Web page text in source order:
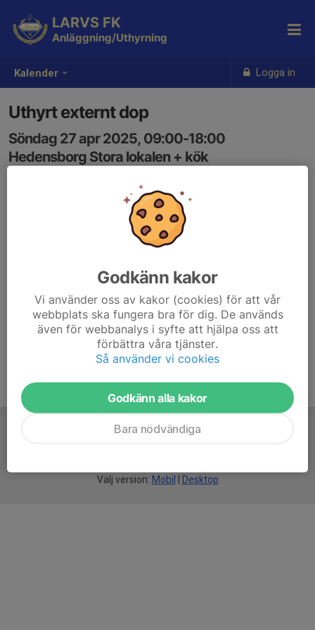
Kalender Logga in
LARVS FK
Anläggning/Uthyrning
Uthyrt externt dop
Söndag 27 apr 2025, 09:00-18:00
Hedensborg Stora lokalen + kök
Välj version: Mobil Desktop
Godkänn kakor
Vi använder oss av kakor (cookies) för att vår
webbplats ska fungera bra för dig. De används
även för webbanalys i syfte att hjälpa oss att
förbättra våra tjänster.
Så använder vi cookies
Godkänn alla kakor
Bara nödvändiga